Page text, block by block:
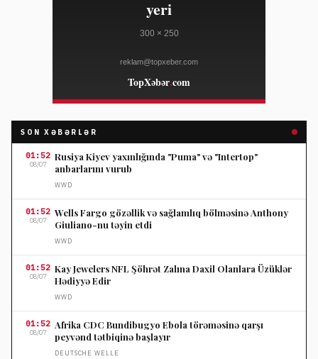
SON XƏBƏRLƏR
01:52
08/07
Rusiya Kiyev yaxınlığında "Puma" və "Intertop"
anbarlarını vurub
WWD
01:52
08/07
Wells Fargo gözəllik və sağlamlıq bölməsinə Anthony
Giuliano-nu təyin etdi
WWD
01:52
08/07
Kay Jewelers NFL Şöhrət Zalına Daxil Olanlara Üzüklər
Hədiyyə Edir
WWD
01:52
08/07
Afrika CDC Bundibugyo Ebola törəməsinə qarşı
peyvənd tətbiqinə başlayır
DEUTSCHE WELLE